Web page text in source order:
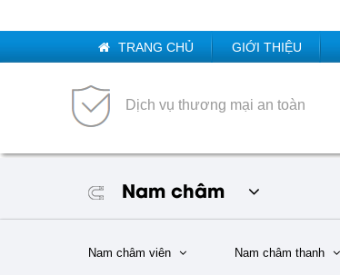
TRANG CHỦ GIỚI THIỆU
Dịch vụ thương mại an toàn
Nam châm
Nam châm viên Nam châm thanh